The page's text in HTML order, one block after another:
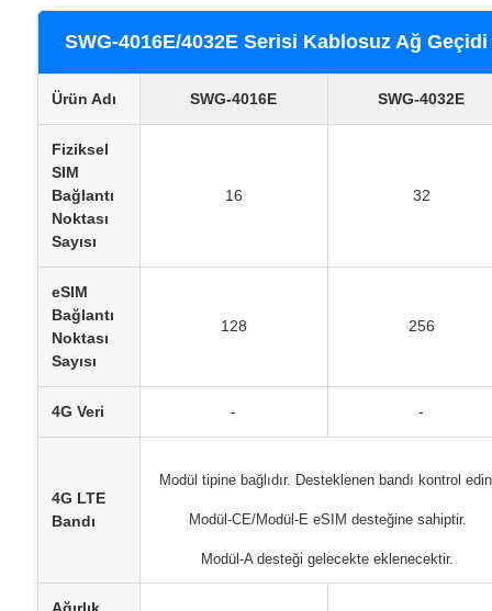
SWG-4016E/4032E Serisi Kablosuz Ağ Geçidi
Ürün Adı SWG-4016E SWG-4032E
Fiziksel
SIM
Bağlantı
Noktası
Sayısı
16 32
eSIM
Bağlantı
Noktası
Sayısı
128 256
4G Veri - -
4G LTE
Bandı
Modül tipine bağlıdır. Desteklenen bandı kontrol
Modül-CE/Modül-E eSIM desteğine sahiptir.
Modül-A desteği gelecekte eklenecektir.
Ağırlık